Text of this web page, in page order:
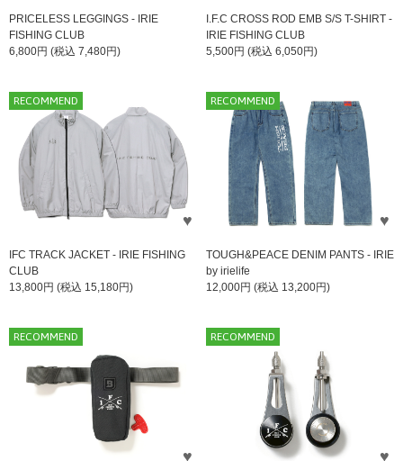
PRICELESS LEGGINGS - IRIE
FISHING CLUB
6,800円 (税込 7,480円)
I.F.C CROSS ROD EMB S/S T-SHIRT -
IRIE FISHING CLUB
5,500円 (税込 6,050円)
RECOMMEND
IFC TRACK JACKET - IRIE FISHING
CLUB
13,800円 (税込 15,180円)
RECOMMEND
TOUGH&PEACE DENIM PANTS - IRIE
by irielife
12,000円 (税込 13,200円)
RECOMMEND RECOMMEND